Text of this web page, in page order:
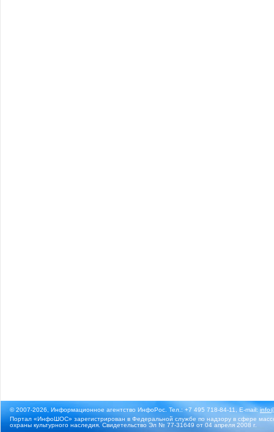
© 2007-2026, Информационное агентство ИнфоРос. Тел.: +7 495 718-84-11, E-mail:
Портал «ИнфоШОС» зарегистрирован в Федеральной службе по надзору в сфере
охраны культурного наследия. Свидетельство Эл № 77-31649 от 04 апреля 2008 г.